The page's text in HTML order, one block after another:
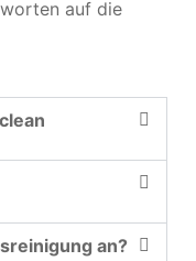
auf die
an?